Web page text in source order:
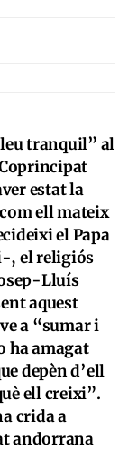
tranquil” al
estat la
ell mateix
el Papa
, el religiós
Lluís
aquest
a “sumar i
ha amagat
depèn d’ell
ell creixi”.
crida a
andorrana